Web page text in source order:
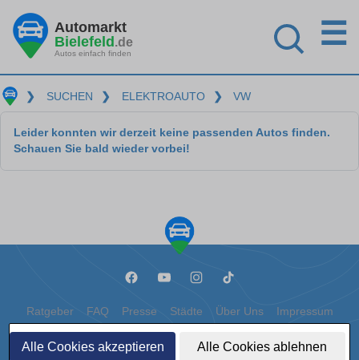
Alle Cookies akzeptieren Alle Cookies ablehnen
Automarkt
Bielefeld.de
Autos einfach finden
☰
❯ SUCHEN ❯ ELEKTROAUTO ❯ VW
Leider konnten wir derzeit keine passenden Autos finden.
Schauen Sie bald wieder vorbei!
Ratgeber FAQ Presse Städte Über Uns Impressum
Datenschutz Cookies